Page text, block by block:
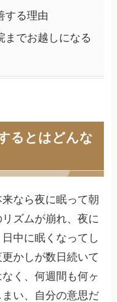
する理由
までお越しになる
るとはどんな
なら夜に眠って朝
ズムが崩れ、夜に
中に眠くなってし
かしが数日続いて
く、何週間も何ヶ
い、自分の意思だ